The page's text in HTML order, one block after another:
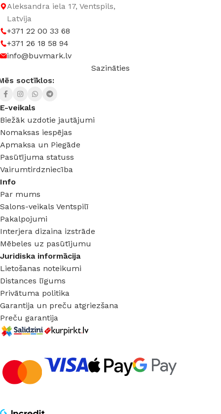
Aleksandra iela 17, Ventspils,
Latvija
+371 22 00 33 68
+371 26 18 58 94
info@buvmark.lv
Sazināties
soctīklos:
E-veikals
Biežāk uzdotie jautājumi
Nomaksas iespējas
Apmaksa un Piegāde
Pasūtījuma statuss
Vairumtirdzniecība
Info
Par mums
Salons-veikals Ventspilī
Pakalpojumi
Interjera dizaina izstrāde
Mēbeles uz pasūtījumu
Juridiska informācija
Lietošanas noteikumi
Distances līgums
Privātuma politika
Garantija un preču atgriezšana
Preču garantija